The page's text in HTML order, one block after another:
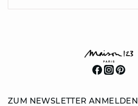
ZUM NEWSLETTER ANMELDEN